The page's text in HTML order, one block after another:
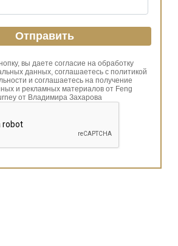
вы даете согласие на обработку
данных, соглашаетесь с политикой
и соглашаетесь на получение
и рекламных материалов от Feng
от Владимира Захарова